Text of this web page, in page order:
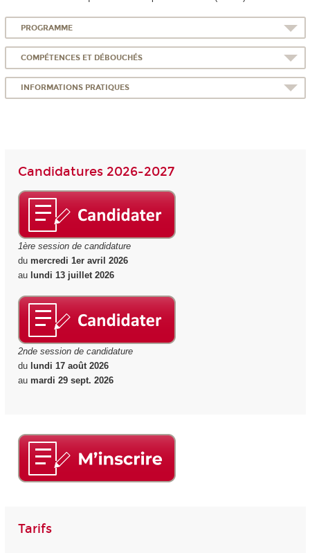
PROGRAMME
COMPÉTENCES ET DÉBOUCHÉS
INFORMATIONS PRATIQUES
Candidatures 2026-2027
1ère session de candidature
dumercredi 1er avril 2026
au lundi 13 juillet 2026
2nde session de candidature
dulundi 17 août 2026
aumardi 29 sept. 2026
Tarifs